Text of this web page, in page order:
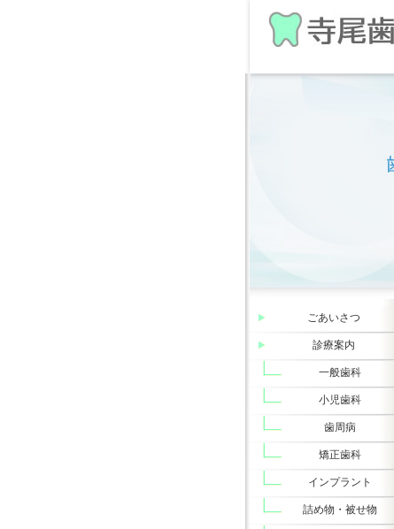
ごあいさつ
診療案内
一般歯科
小児歯科
歯周病
矯正歯科
インプラント
詰め物・被せ物